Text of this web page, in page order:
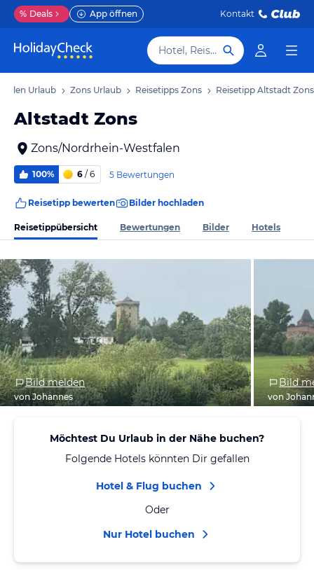
% Deals App öffnen Kontakt
Hotel, Reiseziel
Urlaub Zons Urlaub Reisetipps Zons Reisetipp Altstadt Zons
Altstadt Zons
Zons/Nordrhein-Westfalen
100% 6 / 6 5 Bewertungen
Reisetipp bewerten Bilder hochladen
Reisetippübersicht Bewertungen Bilder Hotels
Bild melden
von Johannes
Bild
von
Möchtest Du Urlaub in der Nähe buchen?
Folgende Hotels könnten Dir gefallen
Hotel & Flug buchen
Oder
Nur Hotel buchen